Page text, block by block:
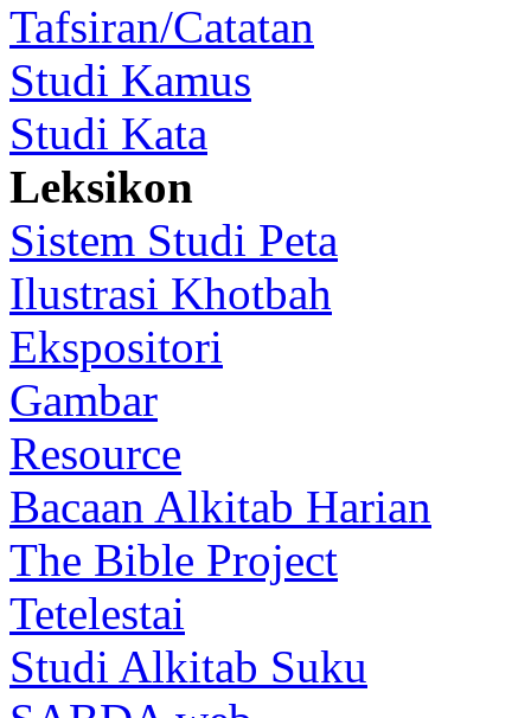
Tafsiran/Catatan
Studi Kamus
Studi Kata
Leksikon
Sistem Studi Peta
Ilustrasi Khotbah
Ekspositori
Gambar
Resource
Bacaan Alkitab Harian
The Bible Project
Tetelestai
Studi Alkitab Suku